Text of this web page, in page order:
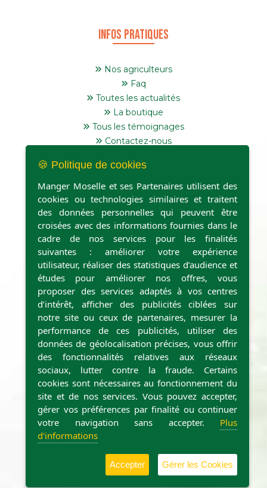
Infos pratiques
Nos agriculteurs
Faq
Toutes les actualités
La boutique
Tous les témoignages
Contactez-nous
Point de retrait et casiers
MENTIONS LÉGALES CONTACTEZ-NOUS
mangermoselle.fr © 2026 est réalisé par
🍪 Politique de cookies
Manger Moselle et ses Partenaires utilisent des
cookies ou technologies similaires et traitent
des données personnelles qui peuvent être
croisées avec des informations fournies dans le
cadre de nos services pour les finalités
suivantes : améliorer votre expérience
utilisateur, réaliser des statistiques d’audience et
études pour améliorer nos offres, vous
proposer des services adaptés à vos centres
d’intérêt, afficher des publicités ciblées sur
notre site ou ceux de partenaires, mesurer la
performance de ces publicités, utiliser des
données de géolocalisation précises, vous offrir
des fonctionnalités relatives aux réseaux
sociaux, lutter contre la fraude. Certains
cookies sont nécessaires au fonctionnement du
site et de nos services. Vous pouvez accepter,
gérer vos préférences par finalité ou continuer
votre navigation sans accepter. Plus
d'informations
Accepter Gérer les Cookies